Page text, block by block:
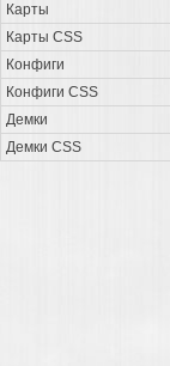
Карты
Карты CSS
Конфиги
Конфиги CSS
Демки
Демки CSS